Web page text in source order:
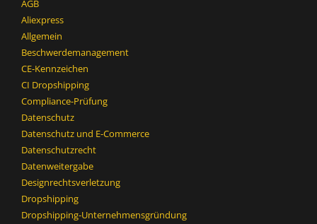
AGB
Aliexpress
Allgemein
Beschwerdemanagement
CE-Kennzeichen
CI Dropshipping
Compliance-Prüfung
Datenschutz
Datenschutz und E-Commerce
Datenschutzrecht
Datenweitergabe
Designrechtsverletzung
Dropshipping
Dropshipping-Unternehmensgründung